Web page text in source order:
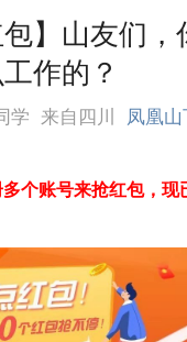
包】山友们
作的？
学 来自四川 凤凰山
个账号来抢红包，现